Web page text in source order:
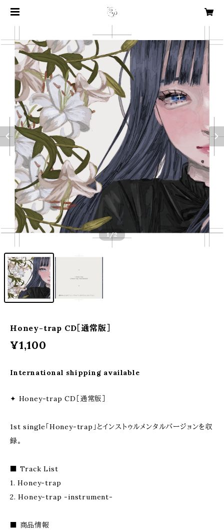
1/2
Honey-trap CD［通常版］
¥1,100
International shipping available
✦ Honey-trap CD［通常版］
1st single「Honey-trap」とインストゥルメンタルバージョンを収
録。
■ Track List
1. Honey-trap
2. Honey-trap -instrument-
■ 商品情報